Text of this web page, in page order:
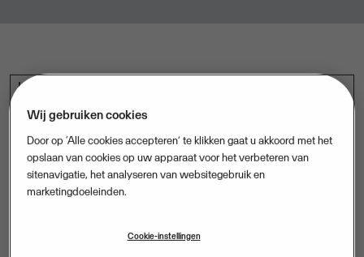
Hoogewerf brengt 25 jaar aan ERP-ervaring mee in het
MKB en het middensegment van de markt. In 2011 trad
Hoogewerf bij Visma in dienst via de overname van
Mamut. Sindsdien heeft ze diverse functies binnen de
groep bekleed, zowel op het gebied van
bedrijfsvoering als in leidinggevende posities. Voordat
Hoogewerf Business Area Director voor ERP.
Wij gebruiken cookies
Door op ‘Alle cookies accepteren’ te klikken gaat u akkoord met het
opslaan van cookies op uw apparaat voor het verbeteren van
sitenavigatie, het analyseren van websitegebruik en
marketingdoeleinden.
Cookie-instellingen